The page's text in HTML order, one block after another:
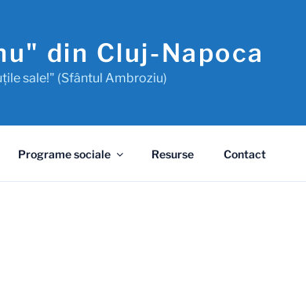
din Cluj-Napoca
sale!" (Sfântul Ambroziu)
Programe sociale Resurse Contact